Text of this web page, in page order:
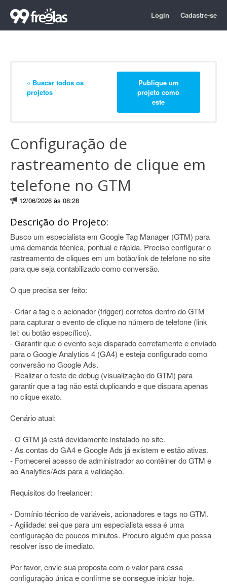
Login Cadastre-se
« Buscar todos os
projetos
Publique um
projeto como
este
Configuração de
rastreamento de clique em
telefone no GTM
12/06/2026 às 08:28
Descrição do Projeto:
Busco um especialista em Google Tag Manager (GTM) para
uma demanda técnica, pontual e rápida. Preciso configurar o
rastreamento de cliques em um botão/link de telefone no site
para que seja contabilizado como conversão.
O que precisa ser feito:
- Criar a tag e o acionador (trigger) corretos dentro do GTM
para capturar o evento de clique no número de telefone (link
tel: ou botão específico).
- Garantir que o evento seja disparado corretamente e enviado
para o Google Analytics 4 (GA4) e esteja configurado como
conversão no Google Ads.
- Realizar o teste de debug (visualização do GTM) para
garantir que a tag não está duplicando e que dispara apenas
no clique exato.
Cenário atual:
- O GTM já está devidamente instalado no site.
- As contas do GA4 e Google Ads já existem e estão ativas.
- Fornecerei acesso de administrador ao contêiner do GTM e
ao Analytics/Ads para a validação.
Requisitos do freelancer:
- Domínio técnico de variáveis, acionadores e tags no GTM.
- Agilidade: sei que para um especialista essa é uma
configuração de poucos minutos. Procuro alguém que possa
resolver isso de imediato.
Por favor, envie sua proposta com o valor para essa
configuração única e confirme se consegue iniciar hoje.